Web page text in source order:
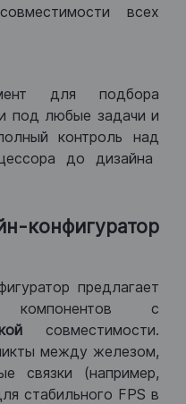
всех
для подбора
под любые задачи и
контроль над
до дизайна
конфигуратор
предлагает
компонентов с
совместимости.
между железом,
связки (например,
стабильного FPS в